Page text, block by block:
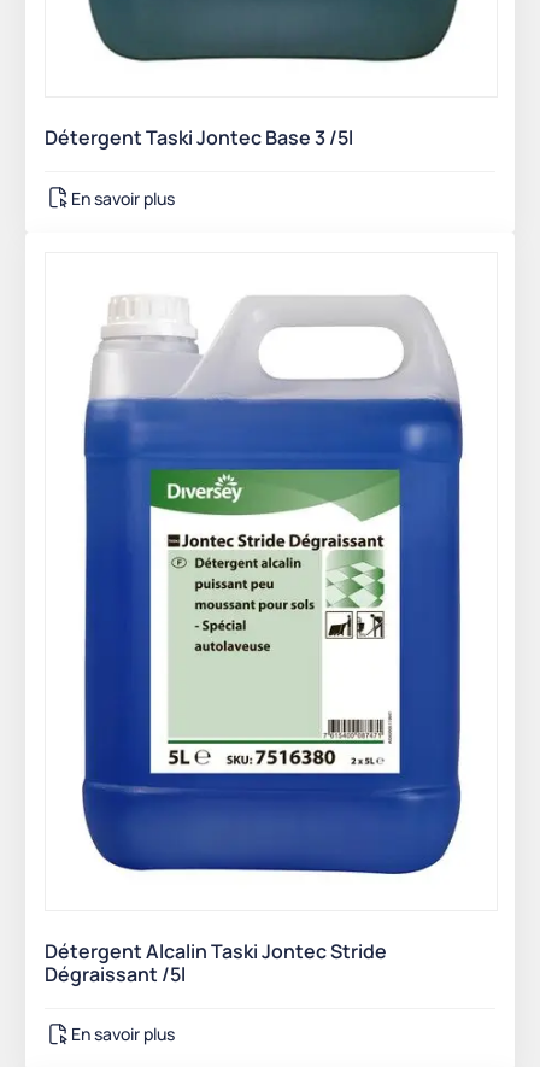
Détergent Taski Jontec Base 3 /5l
En savoir plus
Détergent Alcalin Taski Jontec Stride
Dégraissant /5l
En savoir plus